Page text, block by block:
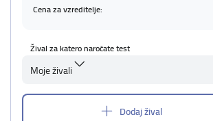
Cena za vzreditelje:
Žival za katero naročate test
Moje živali
Dodaj žival